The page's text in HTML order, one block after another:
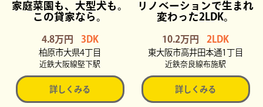
家庭菜園も、大型犬も。
この貸家なら。
4.8万円 3DK
柏原市大県4丁目
近鉄大阪線堅下駅
詳しくみる
リノベーションで生まれ
変わった2LDK。
10.2万円 2LDK
東大阪市高井田本通1丁目
近鉄奈良線布施駅
詳しくみる